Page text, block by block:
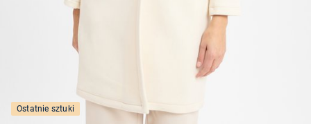
Ostatnie sztuki